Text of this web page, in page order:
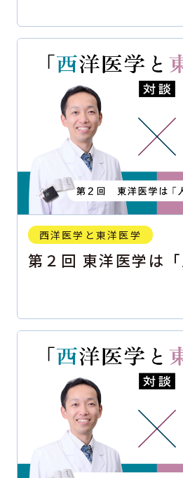
西洋医学と東洋医学
第２回 東洋医学は